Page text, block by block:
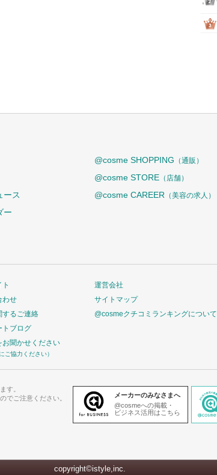
ース
ー
@cosme SHOPPING （通販）
@cosme STORE （店舗）
@cosme CAREER （美容の求人）
わせ
するご連絡
トブログ
聞かせください
ご協力ください）
運営会社
サイトマップ
@cosmeクチコミランキングについて
す。
でご注意ください。
メーカーのみなさまへ
@cosmeへの掲載・
ビジネス活用はこちら
copyright©istyle,inc.